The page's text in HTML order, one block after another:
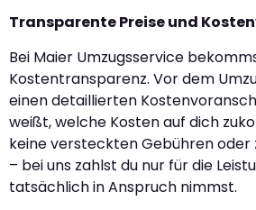
Transparente Preise und
Bei Maier Umzugsservice
Kostentransparenz. Vor dem
einen detaillierten
weißt, welche Kosten auf dich
keine versteckten Gebühren oder
– bei uns zahlst du nur für die
tatsächlich in Anspruch nimmst.